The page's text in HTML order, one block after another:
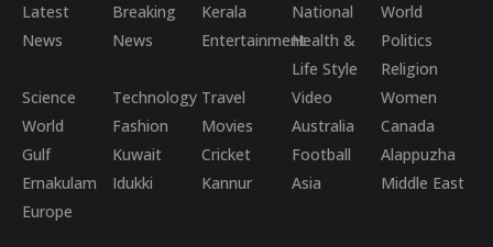
Latest
News
Breaking
News
Kerala National
World
EntertainmentHealth &
Life Style
Politics
Religion
Science
World
Technology Travel Video
Women
Fashion
Movies Australia
Canada
Gulf
Kuwait Cricket Football
Alappuzha
Ernakulam
Idukki Kannur Asia
Middle East
Europe